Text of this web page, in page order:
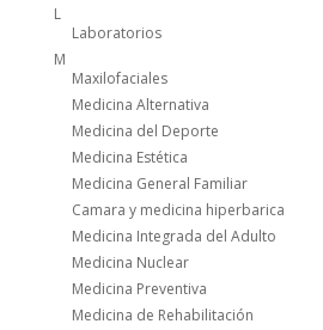
L
Laboratorios
M
Maxilofaciales
Medicina Alternativa
Medicina del Deporte
Medicina Estética
Medicina General Familiar
Camara y medicina hiperbarica
Medicina Integrada del Adulto
Medicina Nuclear
Medicina Preventiva
Medicina de Rehabilitación